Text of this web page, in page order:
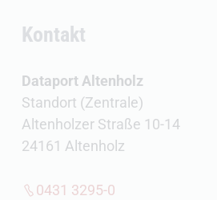
Kontakt
Dataport Altenholz
Standort (Zentrale)
Altenholzer Straße 10-14
24161 Altenholz
0431 3295-0